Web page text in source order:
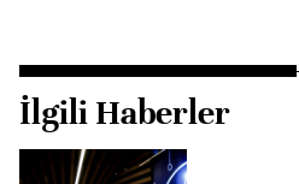
İlgili Haberler